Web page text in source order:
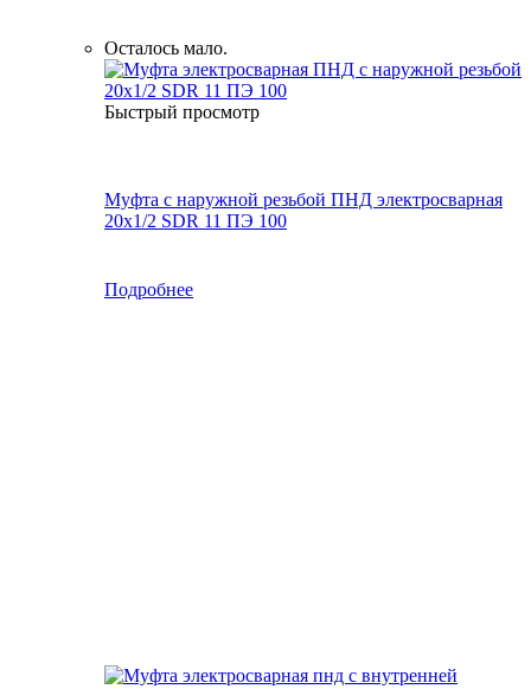
Осталось мало.
Быстрый просмотр
Муфта с наружной резьбой ПНД электросварная
20x1/2 SDR 11 ПЭ 100
Подробнее